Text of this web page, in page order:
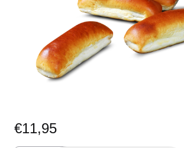
€11,95